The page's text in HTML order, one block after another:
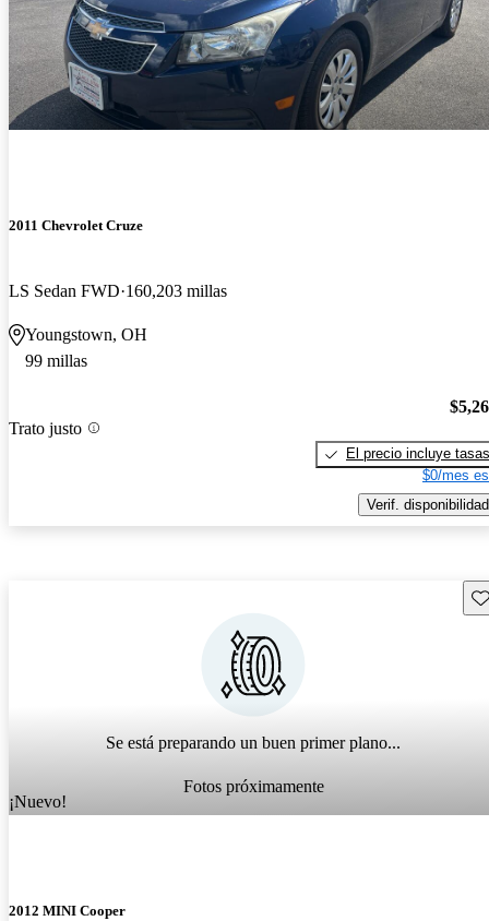
2011 Chevrolet Cruze
LS Sedan FWD 160,203 millas
Youngstown, OH
99 millas
Trato justo
El precio incluye tasas
$0/mes
Verif. disponibilidad
Se está preparando un buen primer plano...
Fotos próximamente
¡Nuevo!
2012 MINI Cooper